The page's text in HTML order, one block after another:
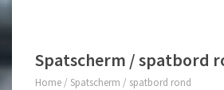
Spatscherm / spatbord
Home / Spatscherm / spatbord rond